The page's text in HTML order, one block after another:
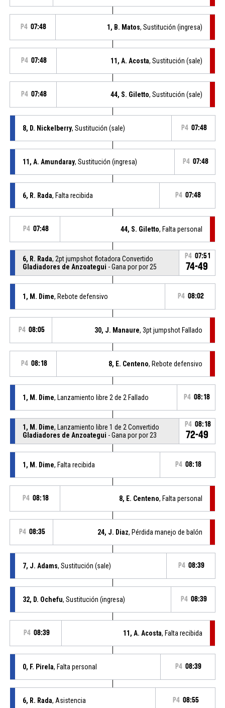
P4 07:48 1, B. Matos, Sustitución (ingresa)
P4 07:48 11, A. Acosta, Sustitución (sale)
P4 07:48 44, S. Giletto, Sustitución (sale)
8, D. Nickelberry, Sustitución (sale) P4 07:48
11, A. Amundaray, Sustitución (ingresa) P4 07:48
6, R. Rada, Falta recibida P4 07:48
P4 07:48 44, S. Giletto, Falta personal
6, R. Rada, 2pt jumpshot flotadora Convertido
Gladiadores de Anzoategui - Gana por por 25
P4 07:51
74-49
1, M. Dime, Rebote defensivo P4 08:02
P4 08:05 30, J. Manaure, 3pt jumpshot Fallado
P4 08:18 8, E. Centeno, Rebote defensivo
1, M. Dime, Lanzamiento libre 2 de 2 Fallado P4 08:18
1, M. Dime, Lanzamiento libre 1 de 2 Convertido
Gladiadores de Anzoategui - Gana por por 23
P4 08:18
72-49
1, M. Dime, Falta recibida P4 08:18
P4 08:18 8, E. Centeno, Falta personal
P4 08:35 24, J. Diaz, Pérdida manejo de balón
7, J. Adams, Sustitución (sale) P4 08:39
32, D. Ochefu, Sustitución (ingresa) P4 08:39
P4 08:39 11, A. Acosta, Falta recibida
0, F. Pirela, Falta personal P4 08:39
6, R. Rada, Asistencia P4 08:55